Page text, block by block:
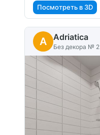
Посмотреть в 3D
A Adriatica
Без декора № 2